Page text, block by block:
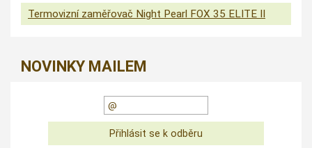
Termovizní zaměřovač Night Pearl FOX 35 ELITE II
NOVINKY MAILEM